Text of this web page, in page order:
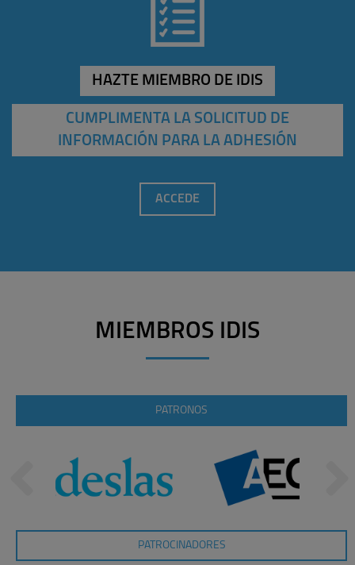
HAZTE MIEMBRO DE IDIS
CUMPLIMENTA LA SOLICITUD DE
INFORMACIÓN PARA LA ADHESIÓN
ACCEDE
MIEMBROS IDIS
PATRONOS
PATROCINADORES